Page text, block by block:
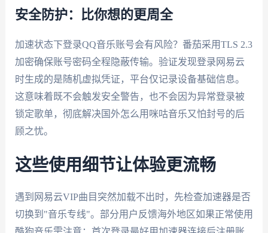
安全防护：比你想的更周全
加速状态下登录QQ音乐账号会有风险？番茄采用TLS 2.3
加密确保账号密码全程隐蔽传输。验证发现登录网易云
时生成的是随机虚拟凭证，平台仅记录设备基础信息。
这意味着既不会触发安全警告，也不会因为异常登录被
锁定歌单，彻底解决国外怎么用咪咕音乐又怕封号的后
顾之忧。
这些使用细节让体验更流畅
遇到网易云VIP曲目突然加载不出时，先检查加速器是否
切换到"音乐专线"。部分用户反馈海外地区如果正常使用